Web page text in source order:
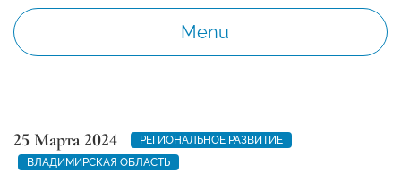
Menu
25 Марта 2024
РЕГИОНАЛЬНОЕ РАЗВИТИЕ
ВЛАДИМИРСКАЯ ОБЛАСТЬ